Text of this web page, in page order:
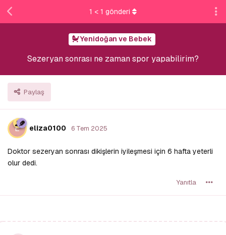
Yenidoğan ve Bebek
Sezeryan sonrası ne zaman spor yapabilirim?
Paylaş
1 < 1 gönderi
E eliza0100 6 Tem 2025
Doktor sezeryan sonrası dikişlerin iyileşmesi için 6 hafta yeterli
olur dedi.
Yanıtla